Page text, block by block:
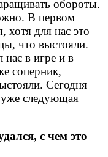
обороты.
В первом
хотя для нас это
что выстояли.
нас в игре и в
соперник,
Сегодня
уже следующая
с чем это